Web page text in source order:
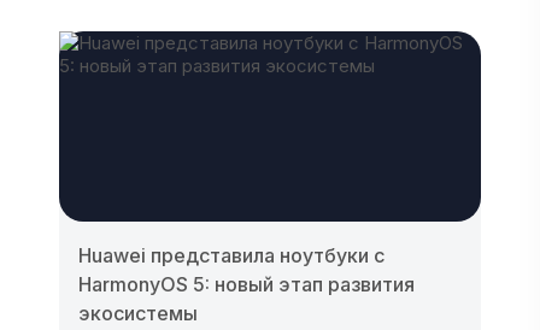
Huawei представила ноутбуки с
HarmonyOS 5: новый этап развития
экосистемы